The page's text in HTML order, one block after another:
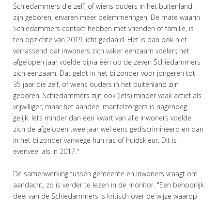
Schiedammers die zelf, of wiens ouders in het buitenland
zijn geboren, ervaren meer belemmeringen. De mate waarin
Schiedammers contact hebben met vrienden of familie, is
ten opzichte van 2019 licht gedaald. Het is dan ook niet
verrassend dat inwoners zich vaker eenzaam voelen; het
afgelopen jaar voelde bijna één op de zeven Schiedammers
zich eenzaam. Dat geldt in het bijzonder voor jongeren tot
35 jaar die zelf, of wiens ouders in het buitenland zijn
geboren. Schiedammers zijn ook (iets) minder vaak actief als
vrijwilliger, maar het aandeel mantelzorgers is nagenoeg
gelijk. Iets minder dan een kwart van alle inwoners voelde
zich de afgelopen twee jaar wel eens gediscrimineerd en dan
in het bijzonder vanwege hun ras of huidskleur. Dit is
evenveel als in 2017."
De samenwerking tussen gemeente en inwoners vraagt om
aandacht, zo is verder te lezen in de monitor. "Een behoorlijk
deel van de Schiedammers is kritisch over de wijze waarop